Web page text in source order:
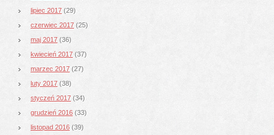
lipiec 2017 (29)
czerwiec 2017 (25)
maj 2017 (36)
kwiecień 2017 (37)
marzec 2017 (27)
luty 2017 (38)
styczeń 2017 (34)
grudzień 2016 (33)
listopad 2016 (39)